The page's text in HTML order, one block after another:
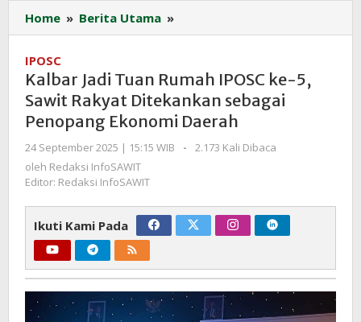
Home » Berita Utama »
Jadi
Rumah
IPOSC
ke-
5,
Sawit
Penopang
Ekonomi
IPOSC
Kalbar Jadi Tuan Rumah IPOSC ke-5,
Sawit Rakyat Ditekankan sebagai
Penopang Ekonomi Daerah
24 September 2025 | 15:15 WIB
oleh
-
2.173 Kali Dibaca
oleh Redaksi InfoSAWIT
Editor: Redaksi InfoSAWIT
Ikuti Kami Pada